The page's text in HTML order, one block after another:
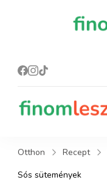
Otthon Recept
Sós sütemények